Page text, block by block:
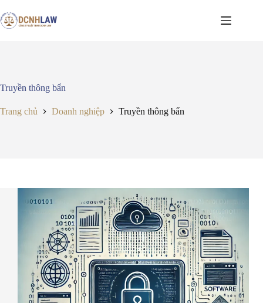
đến
phần
Truyền thông bẩn
Trang chủ Doanh nghiệp Truyền thông bẩn